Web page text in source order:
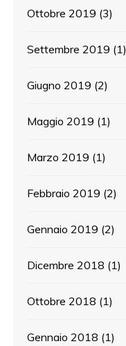
Ottobre 2019 (3)
Settembre 2019 (1)
Giugno 2019 (2)
Maggio 2019 (1)
Marzo 2019 (1)
Febbraio 2019 (2)
Gennaio 2019 (2)
Dicembre 2018 (1)
Ottobre 2018 (1)
Gennaio 2018 (1)